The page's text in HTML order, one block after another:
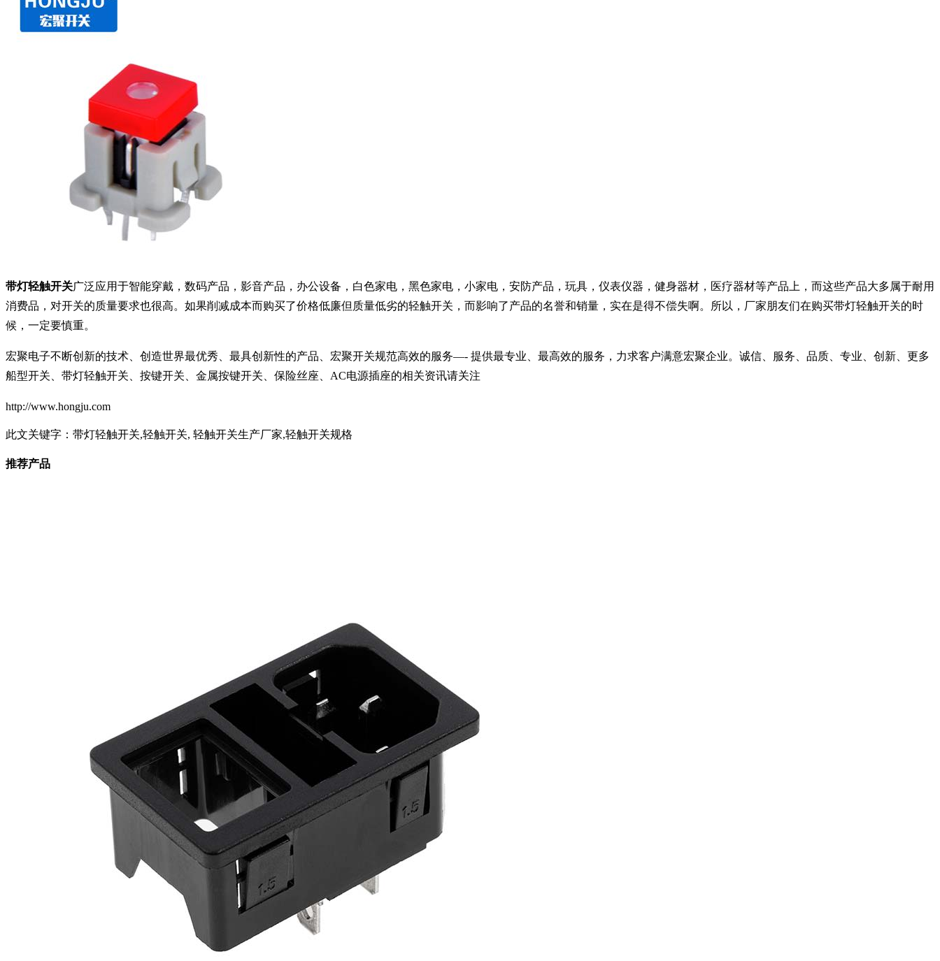
带灯轻触开关广泛应用于智能穿戴，数码产品，影音产品，办公设备，白色家电，黑色家电，小家电，安防产品，玩具，仪表仪器，健身器材，医疗器材等产品上，而这些产品大多属于耐用
消费品，对开关的质量要求也很高。如果削减成本而购买了价格低廉但质量低劣的轻触开关，而影响了产品的名誉和销量，实在是得不偿失啊。所以，厂家朋友们在购买带灯轻触开关的时
候，一定要慎重。
宏聚电子不断创新的技术、创造世界最优秀、最具创新性的产品、宏聚开关规范高效的服务—- 提供最专业、最高效的服务，力求客户满意宏聚企业。诚信、服务、品质、专业、创新、更多
船型开关、带灯轻触开关、按键开关、金属按键开关、保险丝座、AC电源插座的相关资讯请关注
http://www.hongju.com
此文关键字： 带灯轻触开关,轻触开关, 轻触开关生产厂家,轻触开关规格
推荐产品